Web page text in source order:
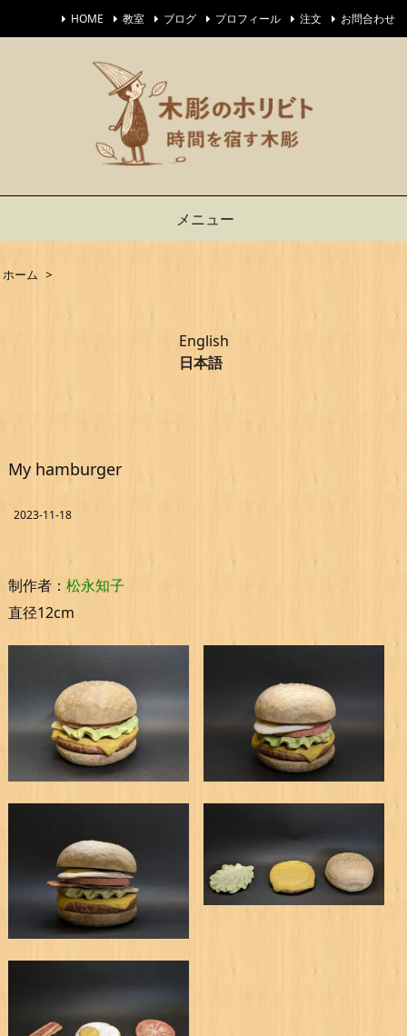
メニュー
HOME 教室 ブログ プロフィール 注文 お問合わせ
ホーム >
English
日本語
My hamburger
2023-11-18
制作者： 松永知子
直径12cm